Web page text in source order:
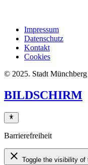
Impressum
Datenschutz
Kontakt
Cookies
© 2025. Stadt Münchberg
BILDSCHIRM
Barrierefreiheit
close Toggle the visibility